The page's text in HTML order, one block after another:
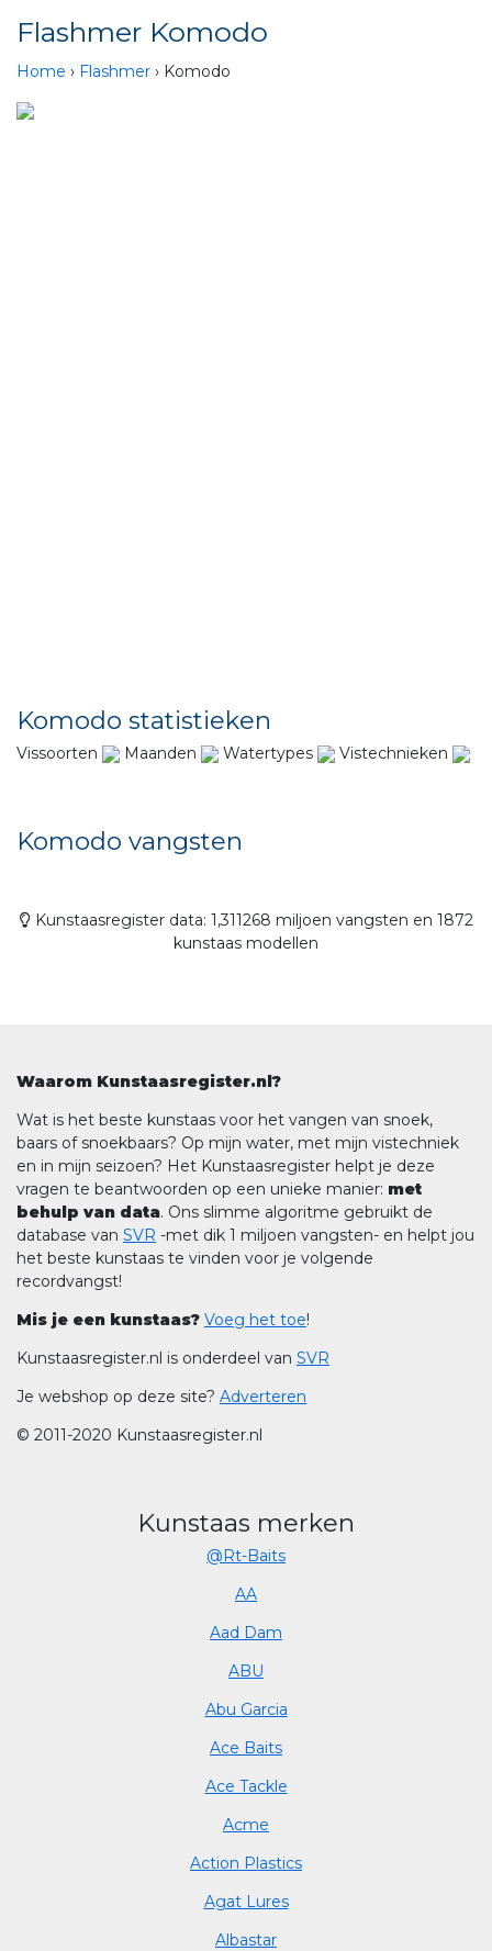
Flashmer Komodo
Home › Flashmer › Komodo
Komodo statistieken
Vissoorten Maanden Watertypes Vistechnieken
Komodo vangsten
Kunstaasregister data: 1,311268 miljoen vangsten en 1872
kunstaas modellen
Waarom Kunstaasregister.nl?
Wat is het beste kunstaas voor het vangen van snoek,
baars of snoekbaars? Op mijn water, met mijn vistechniek
en in mijn seizoen? Het Kunstaasregister helpt je deze
vragen te beantwoorden op een unieke manier: met
behulp van data. Ons slimme algoritme gebruikt de
database van SVR -met dik 1 miljoen vangsten- en helpt jou
het beste kunstaas te vinden voor je volgende
recordvangst!
Mis je een kunstaas? Voeg het toe!
Kunstaasregister.nl is onderdeel van SVR
Je webshop op deze site? Adverteren
© 2011-2020 Kunstaasregister.nl
Kunstaas merken
@Rt-Baits
AA
Aad Dam
ABU
Abu Garcia
Ace Baits
Ace Tackle
Acme
Action Plastics
Agat Lures
Albastar